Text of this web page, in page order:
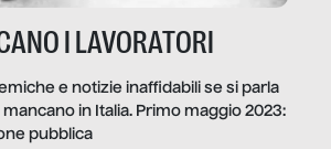
I LAVORATORI
e notizie inaffidabili se si parla
in Italia. Primo maggio 2023:
pubblica